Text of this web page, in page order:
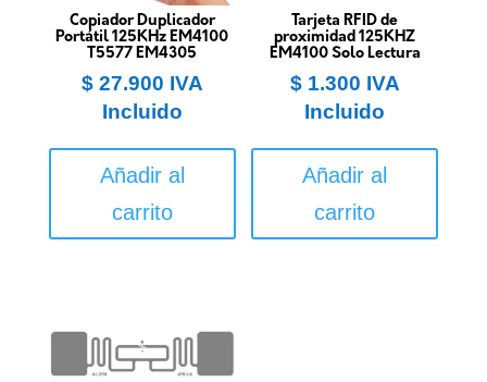
Copiador Duplicador
Portátil 125KHz EM4100
T5577 EM4305
$27.900 IVA
Incluido
Añadir al
carrito
Tarjeta RFID de
proximidad 125KHZ
EM4100 Solo Lectura
$1.300 IVA
Incluido
Añadir al
carrito